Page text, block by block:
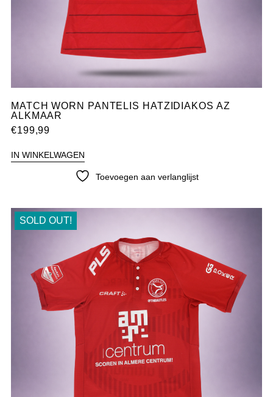
MATCH WORN PANTELIS HATZIDIAKOS AZ
ALKMAAR
€199,99
IN WINKELWAGEN
Toevoegen aan verlanglijst
SOLD OUT!